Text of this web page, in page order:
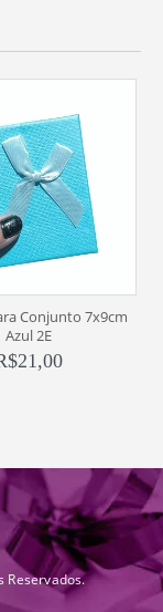
Conjunto 7x9cm
Azul 2E
21,00
Reservados.